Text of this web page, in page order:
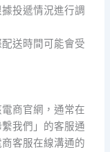
投遞情況進行調
送時間可能會受
商官網，通常在
我們」的客服通
客服在線溝通的